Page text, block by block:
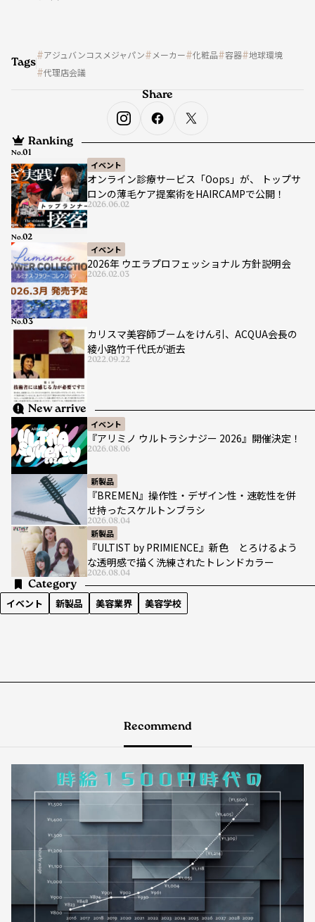
Tags
アジュバンコスメジャパン メーカー 化粧品 容器 地球環境
代理店会議
Ranking
イベント
オンライン診療サービス「Oops」が、 トップサ
ロンの薄毛ケア提案術をHAIRCAMPで公開！
2026.06.02
No.
イベント
2026年 ウエラプロフェッショナル 方針説明会
2026.02.03
No.
カリスマ美容師ブームをけん引、ACQUA会長の
綾小路竹千代氏が逝去
2022.09.22
No.
New arrive
イベント
『アリミノ ウルトラシナジー 2026』開催決定！
2026.08.06
新製品
『BREMEN』操作性・デザイン性・速乾性を併
せ持ったスケルトンブラシ
2026.08.04
新製品
『ULTIST by PRIMIENCE』新色 とろけるよう
な透明感で描く洗練されたトレンドカラー
2026.08.04
Category
イベント 新製品 美容業界 美容学校
Share
Recommend